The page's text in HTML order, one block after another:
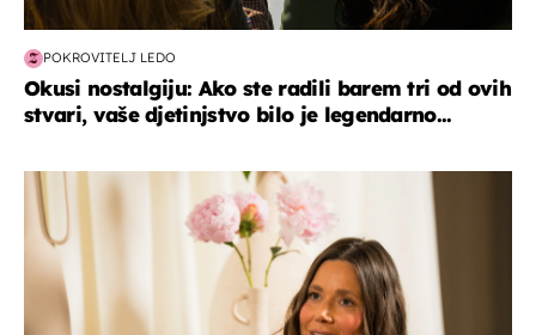
POKROVITELJ LEDO
Okusi nostalgiju: Ako ste radili barem tri od ovih
stvari, vaše djetinjstvo bilo je legendarno...
moda & ljepota